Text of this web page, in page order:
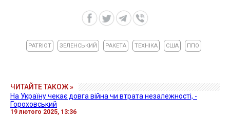
PATRIOT ЗЕЛЕНСЬКИЙ РАКЕТА ТЕХНІКА США ППО
ЧИТАЙТЕ ТАКОЖ »
На Україну чекає довга війна чи втрата незалежності, -
Гороховський
19 лютого 2025, 13:36